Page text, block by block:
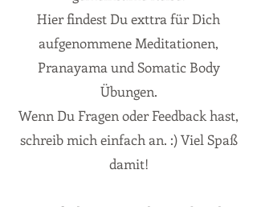
Hier findest Du exttra für Dich
aufgenommene Meditationen,
Pranayama und Somatic Body
Übungen.
Wenn Du Fragen oder Feedback hast,
schreib mich einfach an. :) Viel Spaß
damit!